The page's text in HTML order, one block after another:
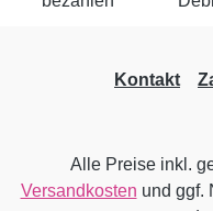
Kontakt
Alle Preise inkl.
Versandkosten und ggf.